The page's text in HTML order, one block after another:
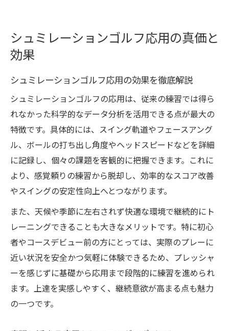
シュミレーションゴルフ応用の真価と
効果
シュミレーションゴルフ応用の効果を徹底解説
シュミレーションゴルフの応用は、従来の練習では得ら
れなかった科学的なデータ分析を活用できる点が最大の
特徴です。具体的には、スイング軌道やフェースアング
ル、ボールの打ち出し角度やヘッドスピードなどを詳細
に記録し、個々の課題を客観的に把握できます。これに
より、感覚頼りの練習から脱却し、効率的なスコア改善
やスイングの安定性向上へとつながります。
また、天候や季節に左右されず快適な環境で継続的にト
レーニングできることも大きなメリットです。特に初心
者やコースデビュー前の方にとっては、実際のプレーに
近い状況を安全かつ気軽に体験できるため、プレッシャ
ーを感じずに基礎から応用まで段階的に練習を進められ
ます。上達を実感しやすく、継続意欲が高まる点も魅力
の一つです。